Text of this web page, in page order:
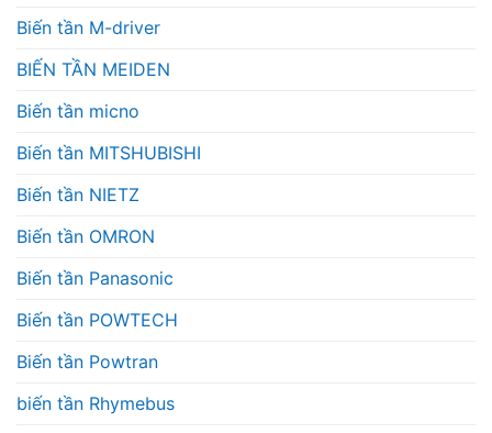
Biến tần M-driver
BIẾN TẦN MEIDEN
Biến tần micno
Biến tần MITSHUBISHI
Biến tần NIETZ
Biến tần OMRON
Biến tần Panasonic
Biến tần POWTECH
Biến tần Powtran
biến tần Rhymebus